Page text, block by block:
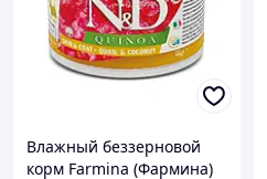
Влажный беззерновой
корм Farmina (Фармина)